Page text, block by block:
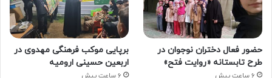
حضور فعال دختران نوجوان در
طرح تابستانه «روایت فتح»
6 ساعت پیش
برپایی موکب فرهنگی مهدوی در
اربعین حسینی ارومیه
6 ساعت پیش